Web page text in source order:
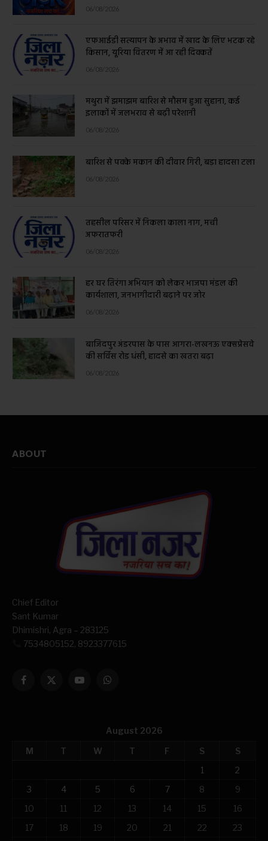
06/08/2026
एफआईडी सत्यापन के अभाव में खाद के लिए भटक रहे
किसान, यूरिया वितरण में आ रही दिक्कतें
06/08/2026
मथुरा में झमाझम बारिश से मौसम हुआ सुहाना, कई
इलाकों में जलभराव से बढ़ी परेशानी
06/08/2026
बारिश से पक्के मकान की दीवार गिरी, बड़ा हादसा टला
06/08/2026
तहसील परिसर में निकला काला नाग, मची
अफरातफरी
06/08/2026
हर घर तिरंगा अभियान को लेकर भाजपा मंडल की
कार्यशाला, जनभागीदारी बढ़ाने पर जोर
06/08/2026
बाजिदपुर अंडरपास के पास आगरा-लखनऊ एक्सप्रेसवे
की सर्विस रोड धंसी, हादसे का खतरा बढ़ा
06/08/2026
ABOUT
Chief Editor
Sant Kumar
Dhimishri, Agra – 283125
7534805152, 8923377615
Facebook
X
YouTubeWhatsApp
August 2026
M
T W T F S
S
1
2
3
4 5 6 7 8
9
10
11 12 13 14 15
16
17
18 19 20 21 22 23